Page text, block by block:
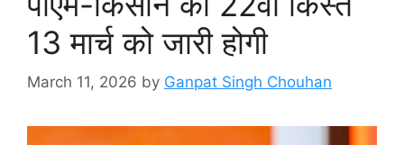
13 मार्च को जारी होगी
March 11, 2026 by Ganpat Singh Chouhan